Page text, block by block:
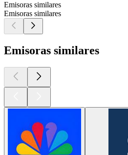
Emisoras similares
Emisoras similares
Emisoras similares